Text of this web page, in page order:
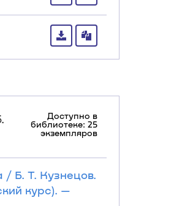
Доступно в
библиотеке: 25
экземпляров
/ Б. Т. Кузнецов.
курс). —